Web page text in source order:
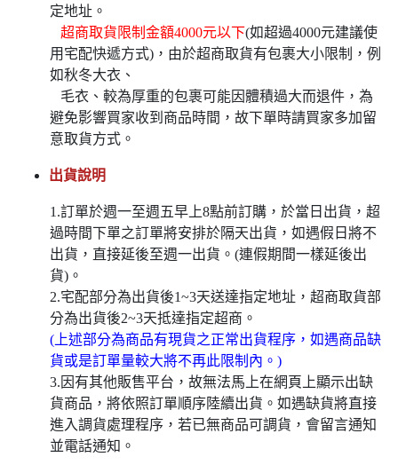
定地址。
超商取貨限制金額4000元以下(如超過4000元建議使
用宅配快遞方式)，由於超商取貨有包裹大小限制，例
如秋冬大衣、
毛衣、較為厚重的包裹可能因體積過大而退件，為
避免影響買家收到商品時間，故下單時請買家多加留
意取貨方式。
出貨說明
1.訂單於週一至週五早上8點前訂購，於當日出貨，超
過時間下單之訂單將安排於隔天出貨，如遇假日將不
出貨，直接延後至週一出貨。(連假期間一樣延後出
貨)。
2.宅配部分為出貨後1~3天送達指定地址，超商取貨部
分為出貨後2~3天抵達指定超商。
(上述部分為商品有現貨之正常出貨程序，如遇商品缺
貨或是訂單量較大將不再此限制內。)
3.因有其他販售平台，故無法馬上在網頁上顯示出缺
貨商品，將依照訂單順序陸續出貨。如遇缺貨將直接
進入調貨處理程序，若已無商品可調貨，會留言通知
並電話通知。